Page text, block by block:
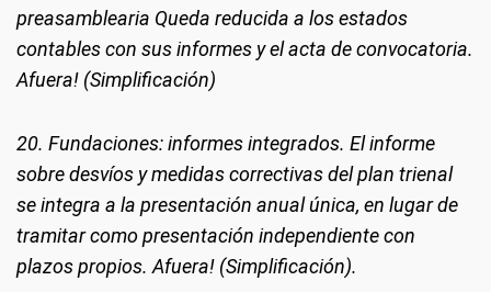
preasamblearia Queda reducida a los estados
contables con sus informes y el acta de convocatoria.
Afuera! (Simplificación)
20. Fundaciones: informes integrados. El informe
sobre desvíos y medidas correctivas del plan trienal
se integra a la presentación anual única, en lugar de
tramitar como presentación independiente con
plazos propios. Afuera! (Simplificación).